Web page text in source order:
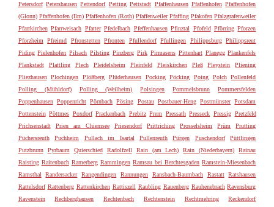
Petersdorf Petershausen Pettendorf Petting Pettstadt Pfaffenhausen Pfaffenhofen Pfaffenhofen
(Glonn) Pfaffenhofen (Ilm) Pfaffenhofen (Roth) Pfaffenweiler Pfaffing Pfakofen Pfalzgrafenweiler
Pfarrkirchen Pfarrweisach Pfatter Pfedelbach Pfeffenhausen Pfinztal Pfofeld Pförring Pforzen
Pforzheim
Pfreimd Pfronstetten Pfronten Pfullendorf Pfullingen Philippsburg Philippsreut
Piding Pielenhofen Pilsach Pilsting Pinzberg Pirk Pirmasens Pittenhart Planegg Plankenfels
Plankstadt
Plattling Plech Pleidelsheim Pleinfeld Pleiskirchen Pleß Pleystein
Pliening
Pliezhausen
Plochingen Plößberg Plüderhausen Pocking Pöcking Poing Polch
Pollenfeld
Polling (Mühldorf)
Polling (Weilheim) Polsingen Pommelsbrunn
Pommersfelden
Poppenhausen Poppenricht Pörnbach Pösing Postau Postbauer-Heng Postmünster Potsdam
Pottenstein Pöttmes Poxdorf Prackenbach Prebitz Prem Pressath Presseck Pressig Pretzfeld
Prichsenstadt
Prien am Chiemsee Priesendorf Prittriching Prosselsheim Prüm
Prutting
Püchersreuth
Puchheim Pullach im Isartal Pullenreuth Pürgen Puschendorf
Püttlingen
Putzbrunn
Pyrbaum Quierschied Radolfzell Rain (am Lech) Rain (Niederbayern)
Rainau
Raisting Raitenbuch Ramerberg Rammingen Ramsau bei Berchtesgaden Ramstein-Miesenbach
Ramsthal
Randersacker Rangendingen Rannungen Ransbach-Baumbach Rastatt
Ratshausen
Rattelsdorf Rattenberg Rattenkirchen Rattiszell Raubling Rauenberg Rauhenebrach Ravensburg
Ravenstein
Rechberghausen Rechtenbach Rechtenstein Rechtmehring
Reckendorf